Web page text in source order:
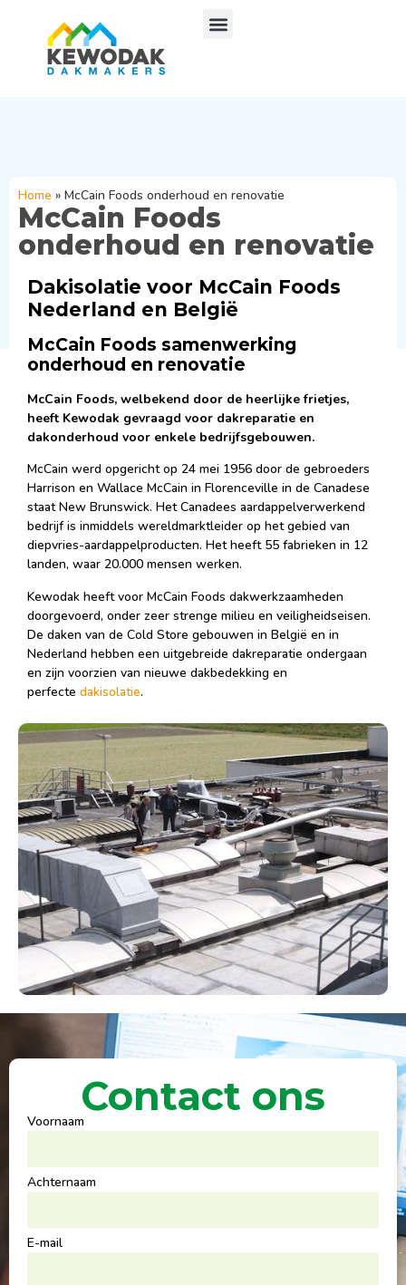
Home » McCain Foods onderhoud en renovatie
McCain Foods
onderhoud en renovatie
Dakisolatie voor McCain Foods
Nederland en België
McCain Foods samenwerking
onderhoud en renovatie
McCain Foods, welbekend door de heerlijke frietjes,
heeft Kewodak gevraagd voor dakreparatie en
dakonderhoud voor enkele bedrijfsgebouwen.
McCain werd opgericht op 24 mei 1956 door de gebroeders
Harrison en Wallace McCain in Florenceville in de Canadese
staat New Brunswick. Het Canadees aardappelverwerkend
bedrijf is inmiddels wereldmarktleider op het gebied van
diepvries-aardappelproducten. Het heeft 55 fabrieken in 12
landen, waar 20.000 mensen werken.
Kewodak heeft voor McCain Foods dakwerkzaamheden
doorgevoerd, onder zeer strenge milieu en veiligheidseisen.
De daken van de Cold Store gebouwen in België en in
Nederland hebben een uitgebreide dakreparatie ondergaan
en zijn voorzien van nieuwe dakbedekking en
perfecte dakisolatie.
Contact ons
Voornaam
Achternaam
E-mail